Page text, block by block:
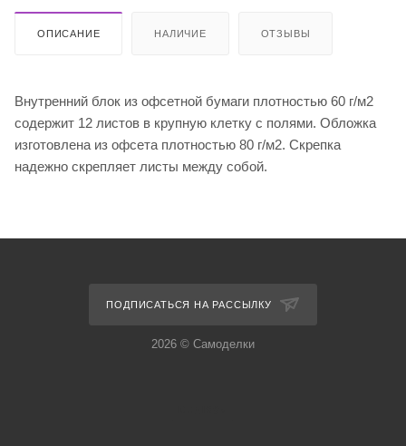
ОПИСАНИЕ НАЛИЧИЕ ОТЗЫВЫ
Внутренний блок из офсетной бумаги плотностью 60 г/м2
содержит 12 листов в крупную клетку с полями. Обложка
изготовлена из офсета плотностью 80 г/м2. Скрепка
надежно скрепляет листы между собой.
ПОДПИСАТЬСЯ НА РАССЫЛКУ
2026 © Самоделки